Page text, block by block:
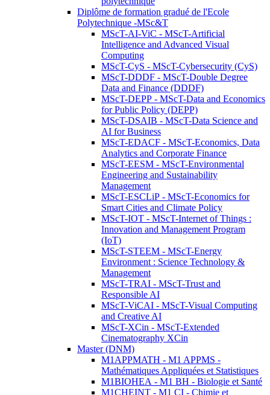
Diplôme de formation gradué de l'Ecole
Polytechnique -MSc&T
MScT-AI-ViC - MScT-Artificial
Intelligence and Advanced Visual
Computing
MScT-CyS - MScT-Cybersecurity (CyS)
MScT-DDDF - MScT-Double Degree
Data and Finance (DDDF)
MScT-DEPP - MScT-Data and Economics
for Public Policy (DEPP)
MScT-DSAIB - MScT-Data Science and
AI for Business
MScT-EDACF - MScT-Economics, Data
Analytics and Corporate Finance
MScT-EESM - MScT-Environmental
Engineering and Sustainability
Management
MScT-ESCLiP - MScT-Economics for
Smart Cities and Climate Policy
MScT-IOT - MScT-Internet of Things :
Innovation and Management Program
(IoT)
MScT-STEEM - MScT-Energy
Environment : Science Technology &
Management
MScT-TRAI - MScT-Trust and
Responsible AI
MScT-ViCAI - MScT-Visual Computing
and Creative AI
MScT-XCin - MScT-Extended
Cinematography XCin
Master (DNM)
M1APPMATH - M1 APPMS -
Mathématiques Appliquées et Statistiques
M1BIOHEA - M1 BH - Biologie et Santé
M1CHEINT - M1 CI - Chimie et